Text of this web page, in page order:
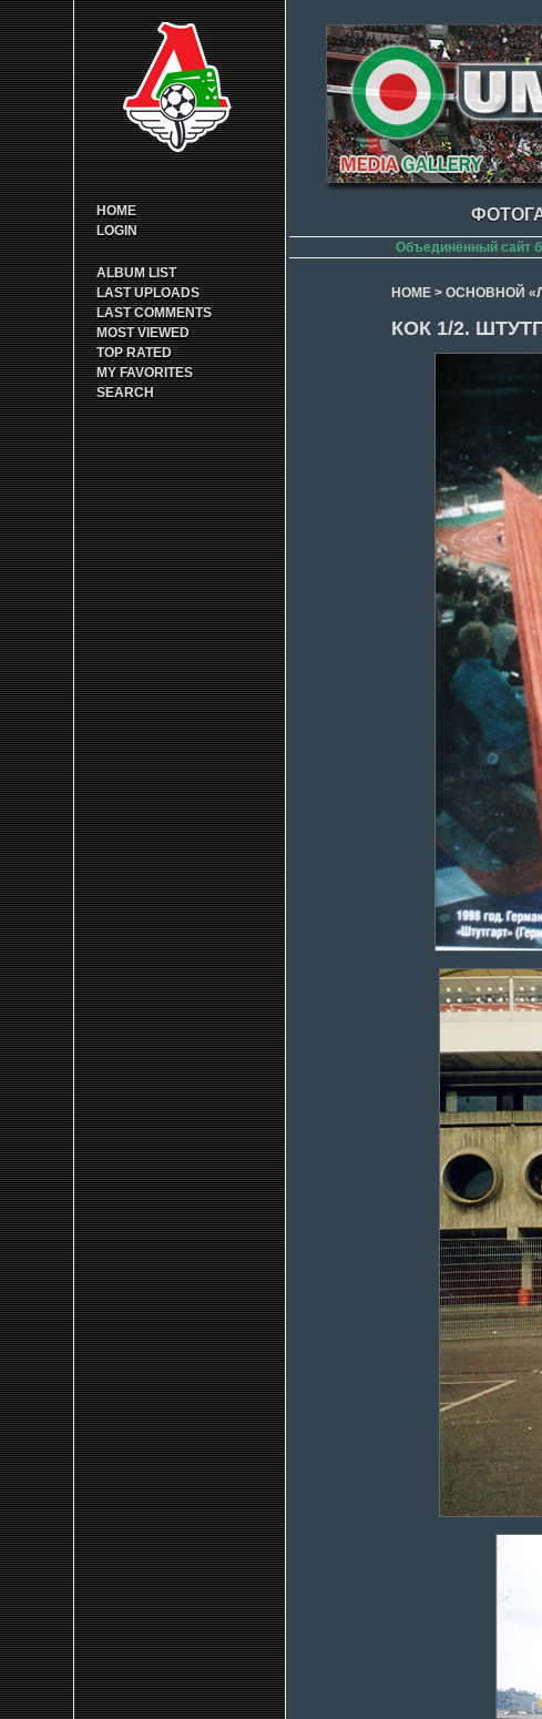
HOME
LOGIN
ALBUM LIST
LAST UPLOADS
LAST COMMENTS
MOST VIEWED
TOP RATED
MY FAVORITES
SEARCH
Объединённый сайт
HOME> ОСНОВНОЙ
КОК 1/2.